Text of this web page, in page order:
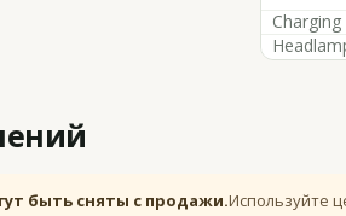
быть сняты с продажи.Используйте